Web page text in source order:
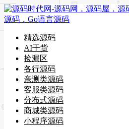
精选源码
AI干货
捡漏区
各行源码
亲测类源码
客服类源码
分布式源码
商城类源码
小程序源码